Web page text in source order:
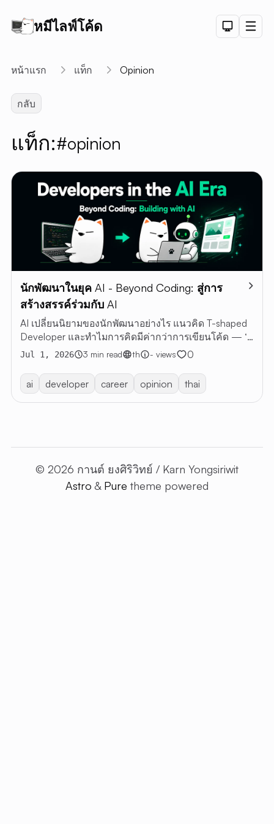
หมีไลฟ์โค้ด
PET
CHART
DEMO
บทค
ทั้งหมด
เกี่ยวกับ
Dark
หน้าแรก แท็ก Opinion
กลับ
แท็ก:#opinion
นักพัฒนาในยุค AI - Beyond Coding: สู่การ
สร้างสรรค์ร่วมกับ AI
AI เปลี่ยนนิยามของนักพัฒนาอย่างไร แนวคิด T-shaped
Developer และทำไมการคิดมีค่ากว่าการเขียนโค้ด — ‘AI
จะไม่แทนที่นักพัฒนา AI จะแทนที่วิธีทำงานของนัก
Jul 1, 2026 3 min read th - views 0
ai developer career opinion thai
© 2026 กานต์ ยงศิริวิทย์ / Karn Yongsiriwit
Astro & Pure theme powered